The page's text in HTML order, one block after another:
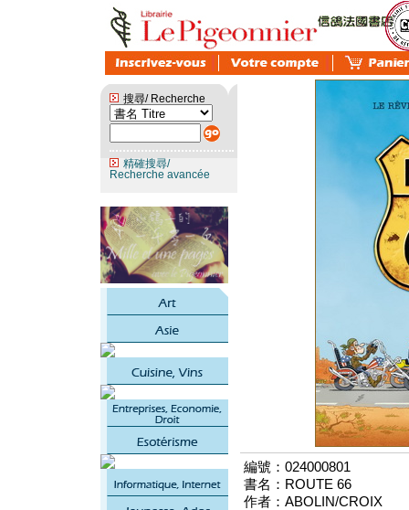
搜尋/ Recherche
精確搜尋/
Recherche avancée
編號：024000801
書名：ROUTE 66
作者：ABOLIN/CROIX